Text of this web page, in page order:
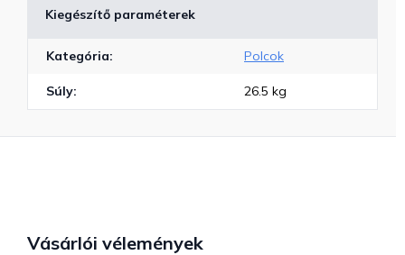
Kiegészítő paraméterek
Kategória: Polcok
Súly: 26.5 kg
Vásárlói vélemények